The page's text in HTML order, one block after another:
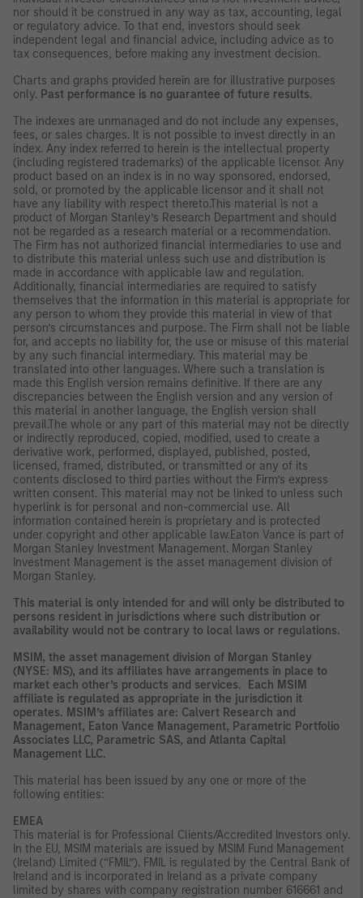
nor should it be construed in any way as tax, accounting, legal
or regulatory advice. To that end, investors should seek
independent legal and financial advice, including advice as to
tax consequences, before making any investment decision.
Charts and graphs provided herein are for illustrative purposes
only. Past performance is no guarantee of future results.
The indexes are unmanaged and do not include any expenses,
fees, or sales charges. It is not possible to invest directly in an
index. Any index referred to herein is the intellectual property
(including registered trademarks) of the applicable licensor. Any
product based on an index is in no way sponsored, endorsed,
sold, or promoted by the applicable licensor and it shall not
have any liability with respect thereto.This material is not a
product of Morgan Stanley’s Research Department and should
not be regarded as a research material or a recommendation.
The Firm has not authorized financial intermediaries to use and
to distribute this material unless such use and distribution is
made in accordance with applicable law and regulation.
Additionally, financial intermediaries are required to satisfy
themselves that the information in this material is appropriate for
any person to whom they provide this material in view of that
person’s circumstances and purpose. The Firm shall not be liable
for, and accepts no liability for, the use or misuse of this material
by any such financial intermediary. This material may be
translated into other languages. Where such a translation is
made this English version remains definitive. If there are any
discrepancies between the English version and any version of
this material in another language, the English version shall
prevail.The whole or any part of this material may not be directly
or indirectly reproduced, copied, modified, used to create a
derivative work, performed, displayed, published, posted,
licensed, framed, distributed, or transmitted or any of its
contents disclosed to third parties without the Firm’s express
written consent. This material may not be linked to unless such
hyperlink is for personal and non-commercial use. All
information contained herein is proprietary and is protected
under copyright and other applicable law.Eaton Vance is part of
Morgan Stanley Investment Management. Morgan Stanley
Investment Management is the asset management division of
Morgan Stanley.
This material is only intended for and will only be distributed to
persons resident in jurisdictions where such distribution or
availability would not be contrary to local laws or regulations.
MSIM, the asset management division of Morgan Stanley
(NYSE: MS), and its affiliates have arrangements in place to
market each other’s products and services. Each MSIM
affiliate is regulated as appropriate in the jurisdiction it
operates. MSIM’s affiliates are: Calvert Research and
Management, Eaton Vance Management, Parametric Portfolio
Associates LLC, Parametric SAS, and Atlanta Capital
Management LLC.
This material has been issued by any one or more of the
following entities:
EMEA
This material is for Professional Clients/Accredited Investors only.
In the EU, MSIM materials are issued by MSIM Fund Management
(Ireland) Limited (“FMIL”). FMIL is regulated by the Central Bank of
Ireland and is incorporated in Ireland as a private company
limited by shares with company registration number 616661 and